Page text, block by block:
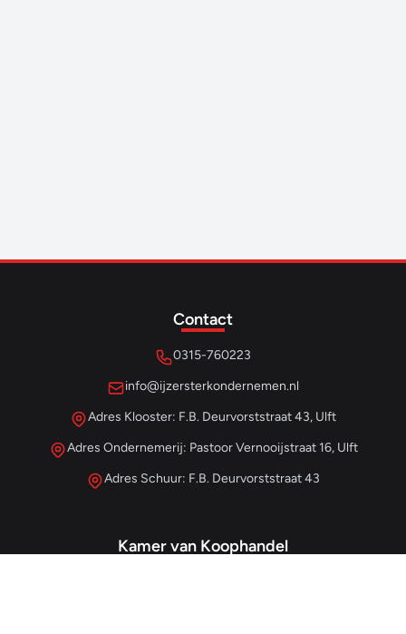
Contact
0315-760223
info@ijzersterkondernemen.nl
Adres Klooster: F.B. Deurvorststraat 43, Ulft
Adres Ondernemerij: Pastoor Vernooijstraat 16, Ulft
Adres Schuur: F.B. Deurvorststraat 43
Kamer van Koophandel